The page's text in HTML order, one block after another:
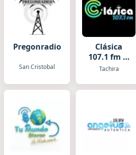
Pregonradio1
San Cristobal
Clásica
107.1 fm El
Piñal
Tachira